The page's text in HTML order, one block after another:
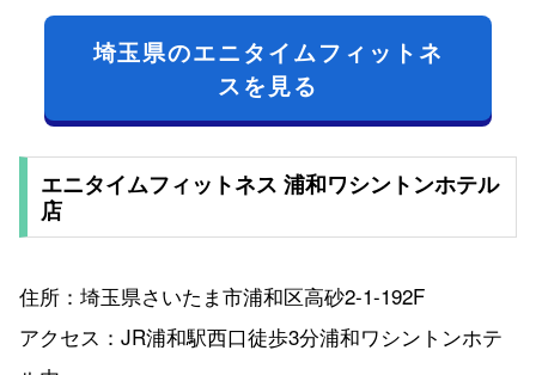
埼玉県のエニタイムフィットネ
スを見る
エニタイムフィットネス 浦和ワシントンホテル
店
住所：埼玉県さいたま市浦和区高砂2-1-192F
アクセス：JR浦和駅西口徒歩3分浦和ワシントンホテ